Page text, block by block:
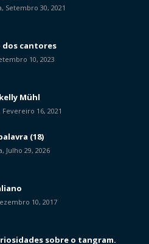
Setembro 30, 2021
dos cantores
10, 2023
Mühl
16, 2021
(18)
Julho 29, 2026
10, 2017
sobre o tangram.